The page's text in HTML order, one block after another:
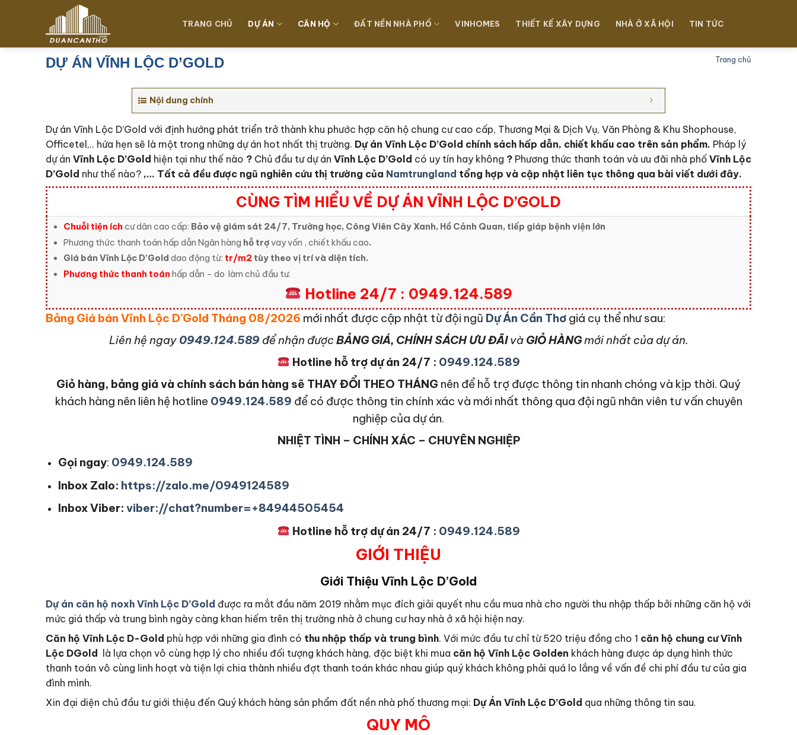
dung
TRANG CHỦ DỰ ÁN CĂN HỘ ĐẤT NỀN NHÀ PHỐ VINHOMES THIẾT KẾ XÂY DỰNG NHÀ Ở XÃ HỘI TIN TỨC
DỰ ÁN VĨNH LỘC D’GOLD Trang chủ
Nội dung chính
Dự án Vĩnh Lộc D’Gold với định hướng phát triển trở thành khu phước hợp căn hộ chung cư cao cấp, Thương Mại & Dịch Vụ, Văn Phòng & Khu Shophouse,
Officetel,.. hứa hẹn sẽ là một trong những dự án hot nhất thị trường. Dự án Vĩnh Lộc D’Gold chính sách hấp dẫn, chiết khấu cao trên sản phẩm. Pháp lý
dự án Vĩnh Lộc D’Gold hiện tại như thế nào ? Chủ đầu tư dự án Vĩnh Lộc D’Gold có uy tín hay không ? Phương thức thanh toán và ưu đãi nhà phố Vĩnh Lộc
D’Gold như thế nào? ,… Tất cả đều được ngũ nghiên cứu thị trường của Namtrungland tổng hợp và cập nhật liên tục thông qua bài viết dưới đây.
CÙNG TÌM HIỂU VỀ DỰ ÁN VĨNH LỘC D’GOLD
Chuỗi tiện ích cư dân cao cấp: Bảo vệ giám sát 24/7, Trường học, Công Viên Cây Xanh, Hồ Cảnh Quan, tiếp giáp bệnh viện lớn
Phương thức thanh toán hấp dẫn Ngân hàng hỗ trợvay vốn , chiết khấu cao.
Giá bán Vĩnh Lộc D’Gold dao động từ: tr/m2 tùy theo vị trí và diện tích.
Phương thức thanh toán hấp dẫn – do làm chủ đầu tư.
Hotline 24/7 : 0949.124.589
Bảng Giá bán Vĩnh Lộc D’Gold Tháng 08/2026 mới nhất được cập nhật từ đội ngũ Dự Án Cần Thơ giá cụ thể như sau:
Liên hệ ngay 0949.124.589để nhận được BẢNG GIÁ, CHÍNH SÁCH ƯU ĐÃIvàGIỎ HÀNGmới nhất của dự án.
Hotline hỗ trợ dự án 24/7 : 0949.124.589
Giỏ hàng, bảng giá và chính sách bán hàng sẽ THAY ĐỔI THEO THÁNG nên để hỗ trợ được thông tin nhanh chóng và kịp thời. Quý
khách hàng nên liên hệ hotline 0949.124.589 để có được thông tin chính xác và mới nhất thông qua đội ngũ nhân viên tư vấn chuyên
nghiệp của dự án.
NHIỆT TÌNH – CHÍNH XÁC – CHUYÊN NGHIỆP
Gọi ngay: 0949.124.589
Inbox Zalo: https://zalo.me/0949124589
Inbox Viber: viber://chat?number=+84944505454
Hotline hỗ trợ dự án 24/7 : 0949.124.589
GIỚI THIỆU
Giới Thiệu Vĩnh Lộc D’Gold
Dự án căn hộ noxh Vĩnh Lộc D’Gold được ra mắt đầu năm 2019 nhằm mục đích giải quyết nhu cầu mua nhà cho người thu nhập thấp bởi những căn hộ với
mức giá thấp và trung bình ngày càng khan hiếm trên thị trường nhà ở chung cư hay nhà ở xã hội hiện nay.
Căn hộ Vĩnh Lộc D-Gold phù hợp với những gia đình có thu nhập thấp và trung bình. Với mức đầu tư chỉ từ 520 triệu đồng cho 1 căn hộ chung cư Vĩnh
Lộc DGold là lựa chọn vô cùng hợp lý cho nhiều đối tượng khách hàng, đặc biệt khi mua căn hộ Vĩnh Lộc Golden khách hàng được áp dụng hình thức
thanh toán vô cùng linh hoạt và tiện lợi chia thành nhiều đợt thanh toán khác nhau giúp quý khách không phải quá lo lắng về vấn đề chi phí đầu tư của gia
đình mình.
Xin đại diện chủ đầu tư giới thiệu đến Quý khách hàng sản phẩm đất nền nhà phố thương mại: Dự Án Vĩnh Lộc D’Gold qua những thông tin sau.
QUY MÔ